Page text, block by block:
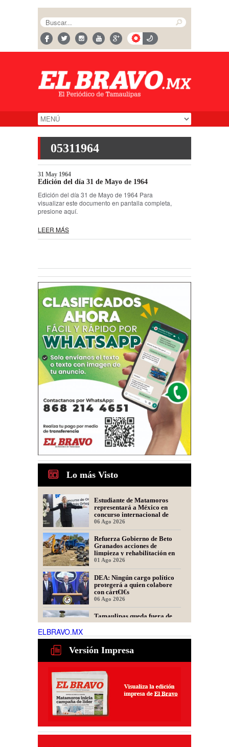
05311964
31 May 1964
Edición del día 31 de Mayo de 1964
Edición del día 31 de Mayo de 1964 Para
visualizar este documento en pantalla completa,
presione aquí.
LEER MÁS
Lo más Visto
Estudiante de Matamoros
representará a México en
concurso internacional de
oratoria en Perú
06 Ago 2026
Refuerza Gobierno de Beto
Granados acciones de
limpieza y rehabilitación en
Los Presidentes
01 Ago 2026
DEA: Ningún cargo político
protegerá a quien colabore
con cárt€l€s
06 Ago 2026
Tamaulipas queda fuera de
recomendación para fracking
Misantla, informa comité
06 Ago 2026
Presidente de Fecanaco
cuestiona retenes en
carreteras de Tamaulipas;
afirma que generan molestias
06 Ago 2026
ELBRAVO.MX
Versión Impresa